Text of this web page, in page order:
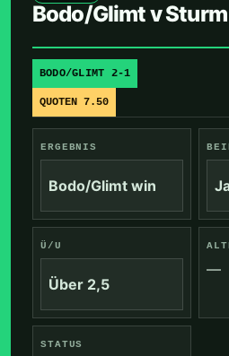
Bodo/Glimt v
BODO/GLIMT 2-1
QUOTEN 7.50
ERGEBNIS
Bodo/Glimt win
Ü/U
Über 2,5
—
STATUS